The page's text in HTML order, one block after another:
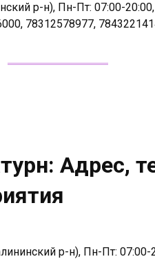
р-н), Пн-Пт: 07:00-
78312578977,
Адрес,
р-н), Пн-Пт: 07:00-